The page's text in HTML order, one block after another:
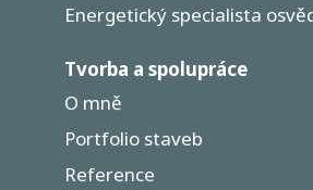
Energetický specialista
Tvorba a spolupráce
O mně
Portfolio staveb
Reference